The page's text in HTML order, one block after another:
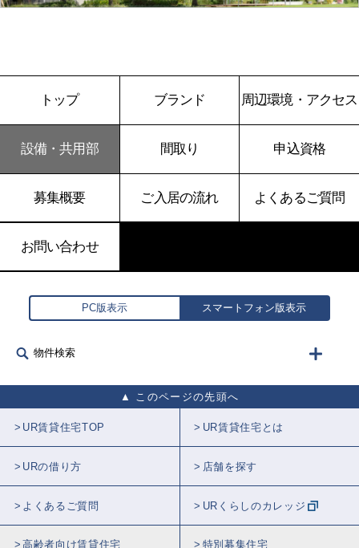
トップ ブランド 周辺環境・アクセス
設備・共用部 間取り 申込資格
募集概要 ご入居の流れ よくあるご質問
お問い合わせ
PC版表示 スマートフォン版表示
物件検索
このページの先頭へ
UR賃貸住宅TOP UR賃貸住宅とは
URの借り方 店舗を探す
よくあるご質問 URくらしのカレッジ
高齢者向け賃貸住宅 特別募集住宅